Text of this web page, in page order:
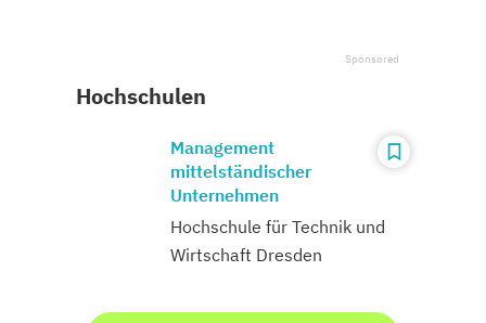
Hochschulen
Management
mittelständischer
Unternehmen
Hochschule für Technik und
Wirtschaft Dresden